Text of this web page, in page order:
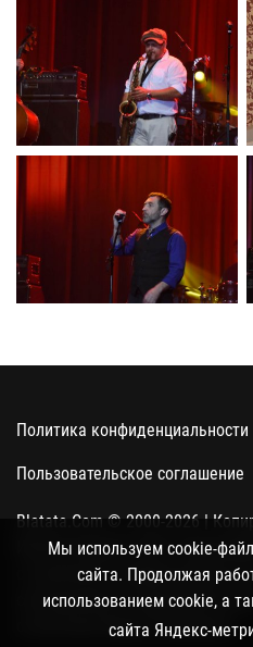
Политика конфиденциальности
Пользовательское соглашение
Blatata.Com © 2000-2026 |
Использование сайта
с политикой
соглашением и поддержкой
статистики Яндекс-метрикой.
Мы используем cookie-
сайта. Продолжая
использованием cookie, а
сайта Яндекс-